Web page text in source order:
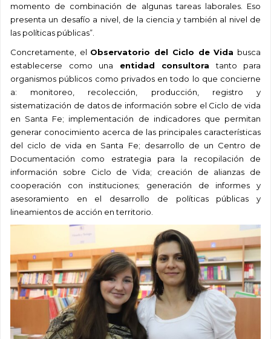
momento de combinación de algunas tareas laborales. Eso
presenta un desafío a nivel, de la ciencia y también al nivel de
las políticas públicas”.
Concretamente, el Observatorio del Ciclo de Vida busca
establecerse como una entidad consultora tanto para
organismos públicos como privados en todo lo que concierne
a: monitoreo, recolección, producción, registro y
sistematización de datos de información sobre el Ciclo de vida
en Santa Fe; implementación de indicadores que permitan
generar conocimiento acerca de las principales características
del ciclo de vida en Santa Fe; desarrollo de un Centro de
Documentación como estrategia para la recopilación de
información sobre Ciclo de Vida; creación de alianzas de
cooperación con instituciones; generación de informes y
asesoramiento en el desarrollo de políticas públicas y
lineamientos de acción en territorio.